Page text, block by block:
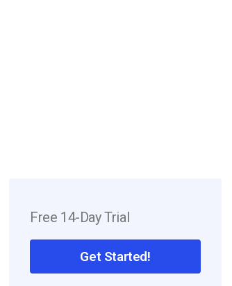
Free 14-Day Trial
Get Started!